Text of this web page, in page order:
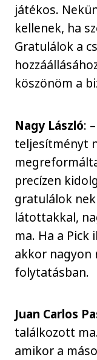
játékos.
kellenek, ha
Gratulálok a
köszönöm a
Nagy László:
teljesítményt
precízen
gratulálok
látottakkal,
ma. Ha a Pick
akkor nagyon
folytatásban.
Juan Carlos
találkozott
amikor a